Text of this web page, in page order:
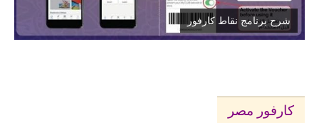
شرح برنامج نقاط كارفور
كارفور مصر